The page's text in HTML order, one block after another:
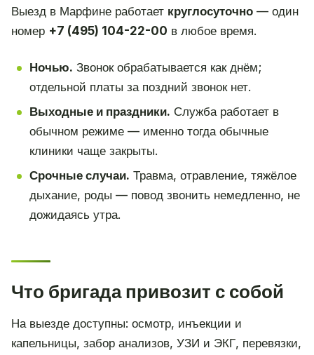
Выезд в Марфине работает круглосуточно — один
номер +7 (495) 104-22-00 в любое время.
Ночью. Звонок обрабатывается как днём;
отдельной платы за поздний звонок нет.
Выходные и праздники. Служба работает в
обычном режиме — именно тогда обычные
клиники чаще закрыты.
Срочные случаи. Травма, отравление, тяжёлое
дыхание, роды — повод звонить немедленно, не
дожидаясь утра.
Что бригада привозит с собой
На выезде доступны: осмотр, инъекции и
капельницы, забор анализов, УЗИ и ЭКГ, перевязки,